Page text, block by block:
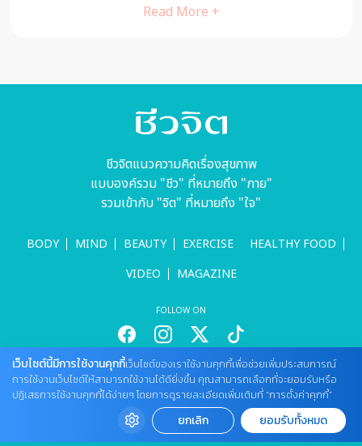
Read More +
ชีวจิตแนวความคิดเรื่องสุขภาพ
แบบองค์รวม "ชีว" ที่หมายถึง "กาย"
รวมเข้ากับ "จิต" ที่หมายถึง "ใจ"
BODY MIND BEAUTY EXERCISE
HEALTHY FOOD
VIDEO
MAGAZINE
FOLLOW ON
สนใจลงโฆษณากับเว็บไซต์
Tel : 085 661 4629 / (จันทร์ - ศุกร์ เวลา 09.00 - 18.00 น)
cheewajitmedia@gmail.com
ติดต่อแจ้งปัญหาหรือร้องเรียน
เว็บไซต์นี้มีการใช้งานคุกกี้เว็บไซต์ของเราใช้งานคุกกี้เพื่อช่วยเพิ่มประสบการณ์
การใช้งานเว็บไซต์ให้สามารถใช้งานได้ดียิ่งขึ้น คุณสามารถเลือกที่จะยอมรับหรือ
ปฏิเสธการใช้งานคุกกี้ได้ง่ายๆ โดยการดูรายละเอียดเพิ่มเติมที่ “การตั้งค่าคุกกี้”
ยกเลิก ยอมรับทั้งหมด